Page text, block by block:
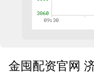
金囤配资官网